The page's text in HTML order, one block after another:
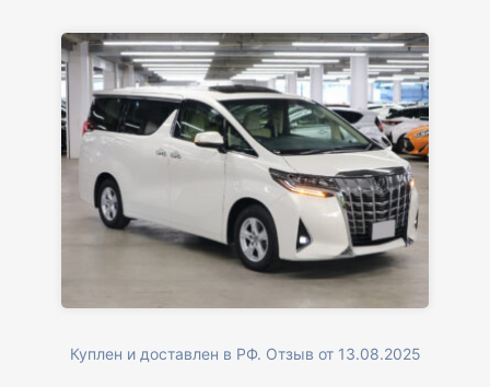
Куплен и доставлен в РФ. Отзыв от 13.08.2025